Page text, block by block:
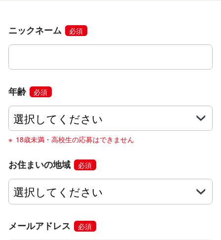
ニックネーム 必須
年齢 必須
18歳未満・高校生の応募はできません
お住まいの地域 必須
メールアドレス 必須